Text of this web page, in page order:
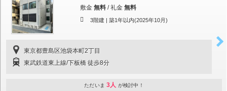
敷金 無料 /礼金 無料
3階建 | 築1年以内(2025年10月)
東京都豊島区池袋本町2丁目
東武鉄道東上線/下板橋 徒歩8分
ただいま 3人 が検討中！